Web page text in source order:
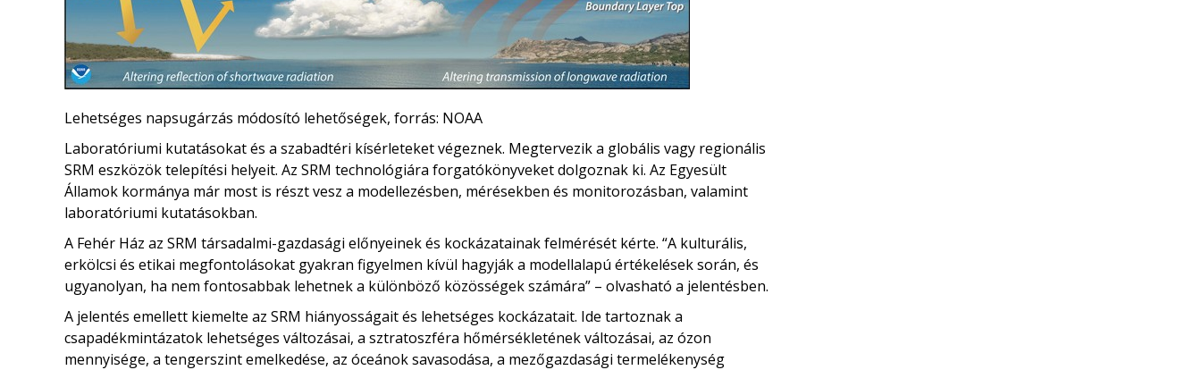
Lehetséges napsugárzás módosító lehetőségek, forrás: NOAA
Laboratóriumi kutatásokat és a szabadtéri kísérleteket végeznek. Megtervezik a globális vagy regionális
SRM eszközök telepítési helyeit. Az SRM technológiára forgatókönyveket dolgoznak ki. Az Egyesült
Államok kormánya már most is részt vesz a modellezésben, mérésekben és monitorozásban, valamint
laboratóriumi kutatásokban.
A Fehér Ház az SRM társadalmi-gazdasági előnyeinek és kockázatainak felmérését kérte. “A kulturális,
erkölcsi és etikai megfontolásokat gyakran figyelmen kívül hagyják a modellalapú értékelések során, és
ugyanolyan, ha nem fontosabbak lehetnek a különböző közösségek számára” – olvasható a jelentésben.
A jelentés emellett kiemelte az SRM hiányosságait és lehetséges kockázatait. Ide tartoznak a
csapadékmintázatok lehetséges változásai, a sztratoszféra hőmérsékletének változásai, az ózon
mennyisége, a tengerszint emelkedése, az óceánok savasodása, a mezőgazdasági termelékenység